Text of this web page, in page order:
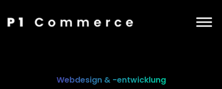
Webdesign & -entwicklung